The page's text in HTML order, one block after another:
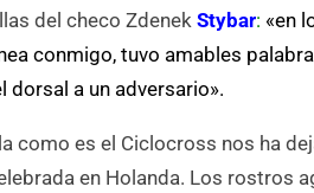
del checo ZdenekStybar: «en
conmigo, tuvo amables
dorsal a un adversario».
como es el Ciclocross nos ha
en Holanda. Los rostros